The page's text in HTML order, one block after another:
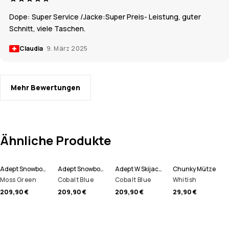
Dope: Super Service /Jacke:Super Preis- Leistung, guter
Schnitt, viele Taschen.
Claudia 9. März 2025
Mehr Bewertungen
Ähnliche Produkte
Adept Snowboardjacke Herren
Moss Green
209,90 €
Adept Snowboardjacke Herren
Cobalt Blue
209,90 €
Adept W Skijacke Damen
Cobalt Blue
209,90 €
Chunky Mütze
Whitish
29,90 €